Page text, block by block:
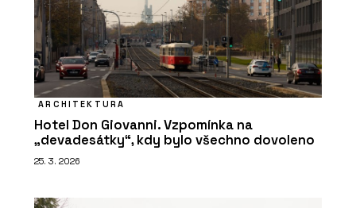
ARCHITEKTURA
Hotel Don Giovanni. Vzpomínka na
„devadesátky“, kdy bylo všechno dovoleno
25. 3. 2026